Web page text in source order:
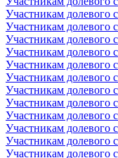
Участникам долевого
Участникам долевого
Участникам долевого
Участникам долевого
Участникам долевого
Участникам долевого
Участникам долевого
Участникам долевого
Участникам долевого
Участникам долевого
Участникам долевого
Участникам долевого